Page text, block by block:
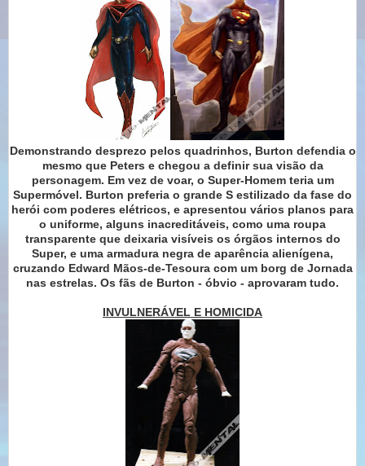
Demonstrando desprezo pelos quadrinhos, Burton defendia o
mesmo que Peters e chegou a definir sua visão da
personagem. Em vez de voar, o Super-Homem teria um
Supermóvel. Burton preferia o grande S estilizado da fase do
herói com poderes elétricos, e apresentou vários planos para
o uniforme, alguns inacreditáveis, como uma roupa
transparente que deixaria visíveis os órgãos internos do
Super, e uma armadura negra de aparência alienígena,
cruzando Edward Mãos-de-Tesoura com um borg de Jornada
nas estrelas. Os fãs de Burton - óbvio - aprovaram tudo.
INVULNERÁVEL E HOMICIDA